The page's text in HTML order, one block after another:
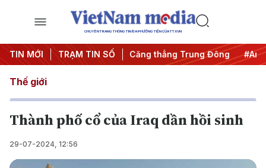
CHUYÊN TRANG THÔNG TIN ĐA PHƯƠNG TIỆN CỦA TTXVN
TIN MỚI TRẠM TIN SỐ
khai thác IUU #Căng thẳng Trung Đông #An ninh
Thế giới
Thành phố cổ của Iraq dần hồi sinh
29-07-2024, 12:56